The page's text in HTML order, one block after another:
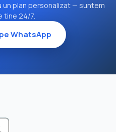
plan personalizat — suntem
tine 24/7.
WhatsApp